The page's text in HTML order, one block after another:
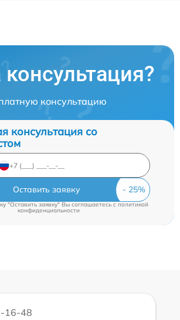
консультацию
консультация со
Оставить заявку
"Оставить заявку" Вы соглашаетесь c политикой
конфиденциальности
16-48